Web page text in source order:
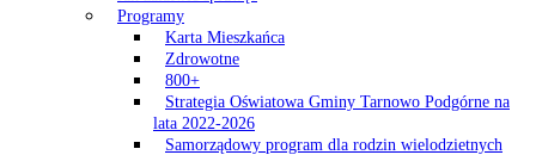
Programy
Karta Mieszkańca
Zdrowotne
800+
Strategia Oświatowa Gminy Tarnowo Podgórne na
lata 2022-2026
Samorządowy program dla rodzin wielodzietnych